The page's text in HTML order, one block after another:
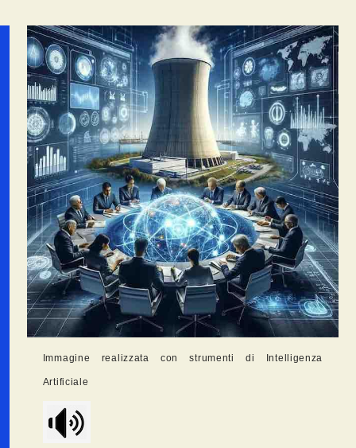
Immagine realizzata con strumenti di Intelligenza
Artificiale